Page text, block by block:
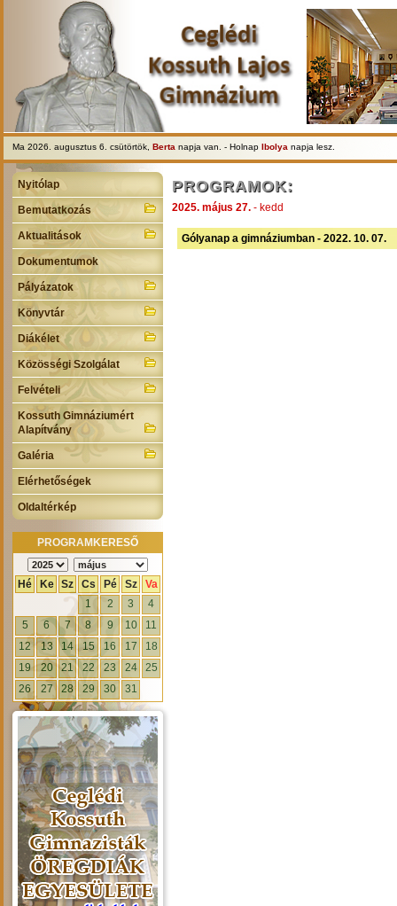
Ma 2026. augusztus 6. csütörtök, Berta napja van. - Holnap Ibolya napja lesz.
Nyitólap
Bemutatkozás
Aktualitások
Dokumentumok
Pályázatok
Könyvtár
Diákélet
Közösségi Szolgálat
Felvételi
Kossuth Gimnáziumért
Alapítvány
Galéria
Elérhetőségek
Oldaltérkép
PROGRAMKERESŐ
Hé Ke Sz Cs Pé Sz
Va
1
2 3
4
5
6 7 8 9 10
11
12
13 14 15 16 17
18
19
20 21 22 23 24
25
26
27 28 29 30 31
PROGRAMOK:
2025. május 27. - kedd
Gólyanap a gimnáziumban - 2022. 10. 07.